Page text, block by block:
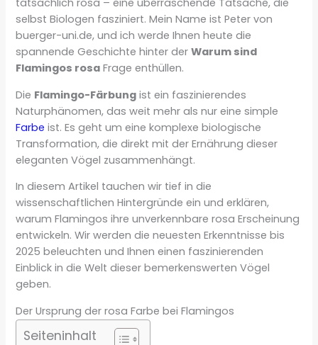
tatsächlich rosa – eine überraschende Tatsache, die
selbst Biologen fasziniert. Mein Name ist Peter von
buerger-uni.de, und ich werde Ihnen heute die
spannende Geschichte hinter derWarum sind
Flamingos rosa Frage enthüllen.
Die Flamingo-Färbung ist ein faszinierendes
Naturphänomen, das weit mehr als nur eine simple
Farbe ist. Es geht um eine komplexe biologische
Transformation, die direkt mit der Ernährung dieser
eleganten Vögel zusammenhängt.
In diesem Artikel tauchen wir tief in die
wissenschaftlichen Hintergründe ein und erklären,
warum Flamingos ihre unverkennbare rosa Erscheinung
entwickeln. Wir werden die neuesten Erkenntnisse bis
2025 beleuchten und Ihnen einen faszinierenden
Einblick in die Welt dieser bemerkenswerten Vögel
geben.
Der Ursprung der rosa Farbe bei Flamingos
Seiteninhalt